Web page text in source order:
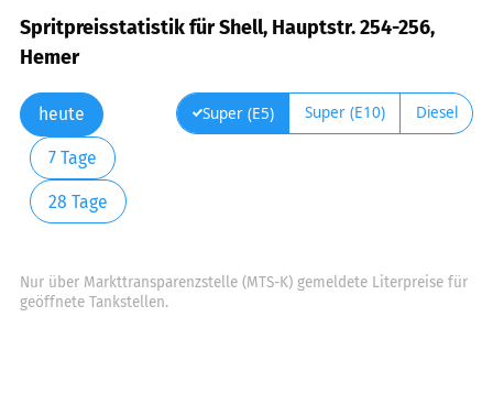
Spritpreisstatistik für Shell, Hauptstr. 254-256,
Hemer
heute
7 Tage
28 Tage
Super (E5) Super (E10) Diesel
Nur über Markttransparenzstelle (MTS-K) gemeldete Literpreise für
geöffnete Tankstellen.